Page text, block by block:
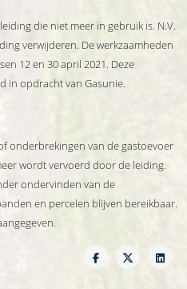
die niet meer in gebruik is. N.V.
verwijderen. De werkzaamheden
12 en 30 april 2021. Deze
in opdracht van Gasunie.
onderbrekingen van de gastoevoer
wordt vervoerd door de leiding.
ondervinden van de
en percelen blijven bereikbaar.